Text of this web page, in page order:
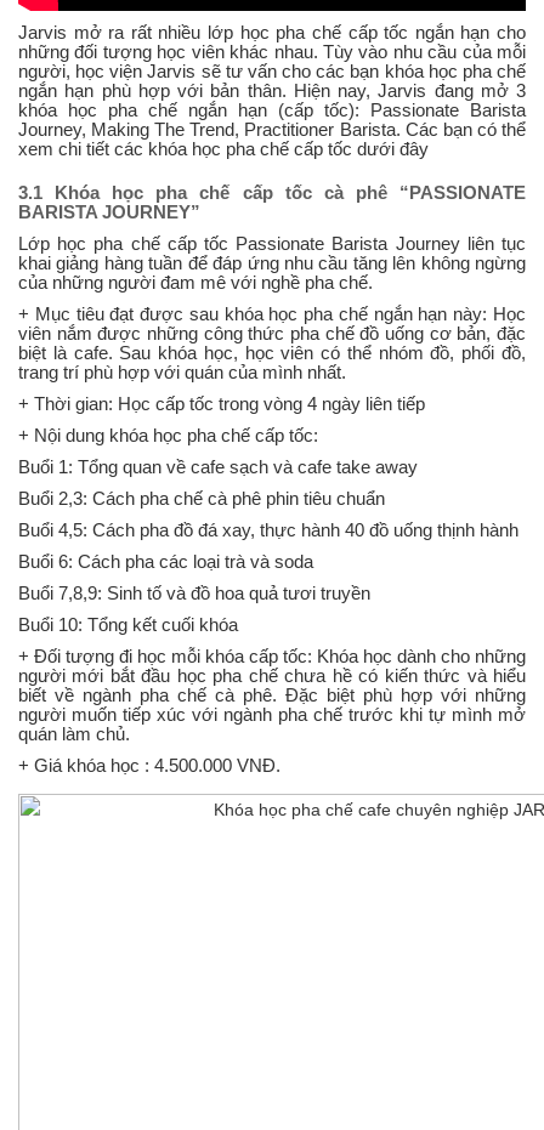
Jarvis mở ra rất nhiều lớp học pha chế cấp tốc ngắn hạn cho
những đối tượng học viên khác nhau. Tùy vào nhu cầu của mỗi
người, học viện Jarvis sẽ tư vấn cho các bạn khóa học pha chế
ngắn hạn phù hợp với bản thân. Hiện nay, Jarvis đang mở 3
khóa học pha chế ngắn hạn (cấp tốc): Passionate Barista
Journey, Making The Trend, Practitioner Barista. Các bạn có thể
xem chi tiết các khóa học pha chế cấp tốc dưới đây
3.1 Khóa học pha chế cấp tốc cà phê “PASSIONATE
BARISTA JOURNEY”
Lớp học pha chế cấp tốc Passionate Barista Journey liên tục
khai giảng hàng tuần để đáp ứng nhu cầu tăng lên không ngừng
của những người đam mê với nghề pha chế.
+ Mục tiêu đạt được sau khóa học pha chế ngắn hạn này: Học
viên nắm được những công thức pha chế đồ uống cơ bản, đặc
biệt là cafe. Sau khóa học, học viên có thể nhóm đồ, phối đồ,
trang trí phù hợp với quán của mình nhất.
+ Thời gian: Học cấp tốc trong vòng 4 ngày liên tiếp
+ Nội dung khóa học pha chế cấp tốc:
Buổi 1: Tổng quan về cafe sạch và cafe take away
Buổi 2,3: Cách pha chế cà phê phin tiêu chuẩn
Buổi 4,5: Cách pha đồ đá xay, thực hành 40 đồ uống thịnh hành
Buổi 6: Cách pha các loại trà và soda
Buổi 7,8,9: Sinh tố và đồ hoa quả tươi truyền
Buổi 10: Tổng kết cuối khóa
+ Đối tượng đi học mỗi khóa cấp tốc: Khóa học dành cho những
người mới bắt đầu học pha chế chưa hề có kiến thức và hiểu
biết về ngành pha chế cà phê. Đặc biệt phù hợp với những
người muốn tiếp xúc với ngành pha chế trước khi tự mình mở
quán làm chủ.
+ Giá khóa học : 4.500.000 VNĐ.